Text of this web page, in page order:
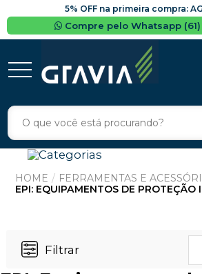
5% OFF na primeira compra:
Compre pelo Whatsapp
FERRAMENTAS E
EPI: EQUIPAMENTOS DE PROTEÇÃO
Filtrar